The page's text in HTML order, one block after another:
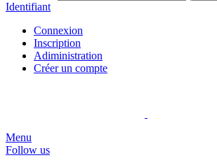
Identifiant
Connexion
Inscription
Adiministration
Créer un compte
Menu
Follow us